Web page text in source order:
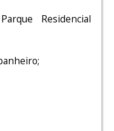
Residencial